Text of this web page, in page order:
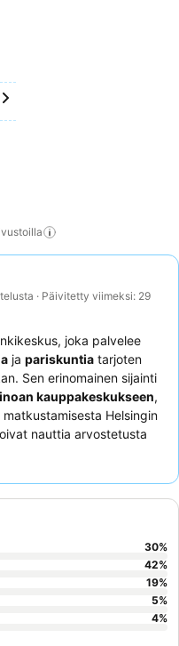
· Päivitetty viimeksi: 29
joka palvelee
ja pariskuntia tarjoten
Sen erinomainen sijainti
kauppakeskukseen,
Helsingin
nauttia arvostetusta
ystävällisestä ja
Todella
harkitse karvaisen
on tunnetusti
30%
42%
19%
5%
4%